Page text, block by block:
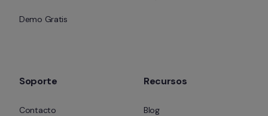
Demo Gratis
Soporte
Contacto
Recursos
Blog